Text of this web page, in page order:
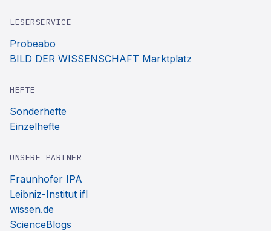
LESERSERVICE
Probeabo
BILD DER WISSENSCHAFT Marktplatz
HEFTE
Sonderhefte
Einzelhefte
UNSERE PARTNER
Fraunhofer IPA
Leibniz-Institut ifl
wissen.de
ScienceBlogs